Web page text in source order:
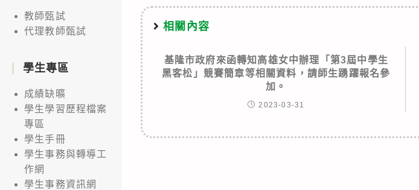
相關內容
基隆市政府來函轉知高雄女中辦理「第3屆中學生
黑客松」競賽簡章等相關資料，請師生踴躍報名參
加。
2023-03-31
教師甄試
代理教師甄試
學生專區
成績缺曠
學生學習歷程檔案
專區
學生手冊
學生事務與轉導工
作網
學生事務資訊網